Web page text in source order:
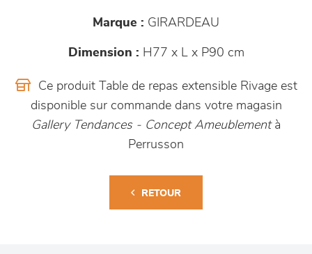
Marque : GIRARDEAU
Dimension : H77 x L x P90 cm
Ce produit Table de repas extensible Rivage est
disponible sur commande dans votre magasin
Gallery Tendances - Concept Ameublement à
Perrusson
RETOUR